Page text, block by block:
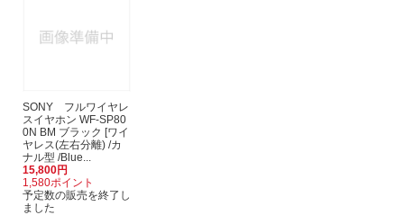
SONY フルワイヤレ
スイヤホン WF-SP80
0N BM ブラック [ワイ
ヤレス(左右分離) /カ
ナル型 /Blue...
15,800円
1,580ポイント
予定数の販売を終了し
ました